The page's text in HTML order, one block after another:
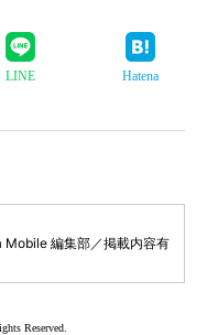
LINE Hatena
Mobile 編集部／掲載内容有
Reserved.